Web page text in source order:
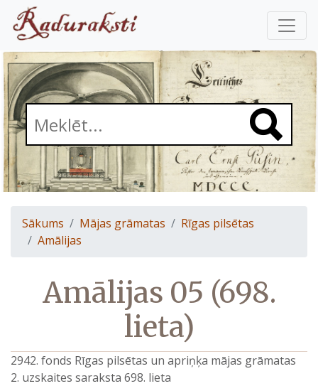
Sākums Mājas grāmatas
Rīgas pilsētas
Amālijas
Amālijas 05 (698.
lieta)
2942. fonds Rīgas pilsētas un apriņķa mājas grāmatas
2. uzskaites saraksta 698. lieta